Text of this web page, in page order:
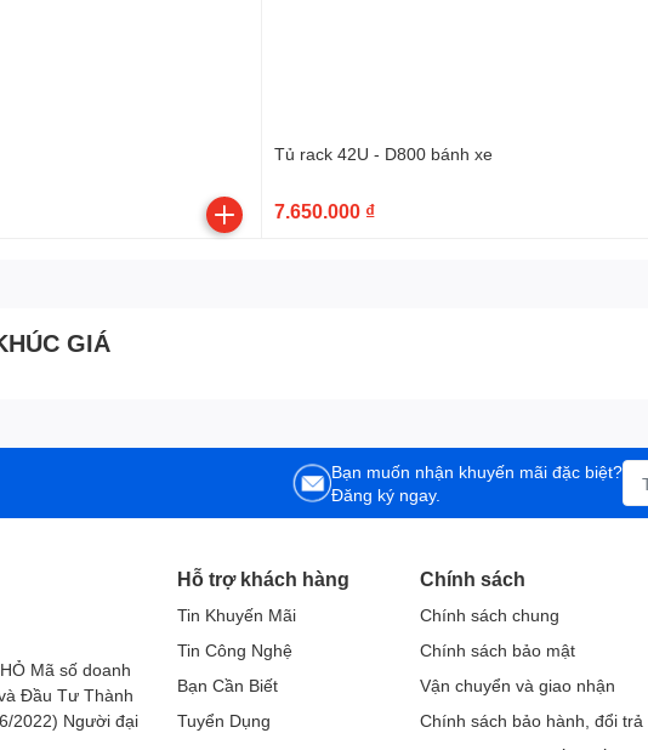
Tủ rack 42U - D800 bánh xe
7.650.000 ₫
GIÁ
Bạn muốn nhận khuyến mãi đặc biệt?
Đăng ký ngay.
Mã số doanh
Đầu Tư Thành
2022) Người đại
Hỗ trợ khách hàng
Tin Khuyến Mãi
Tin Công Nghệ
Bạn Cần Biết
Tuyển Dụng
Chính sách
Chính sách chung
Chính sách bảo mật
Vận chuyển và giao nhận
Chính sách bảo hành, đổi trả